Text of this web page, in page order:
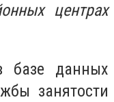
центрах
базе данных
занятости